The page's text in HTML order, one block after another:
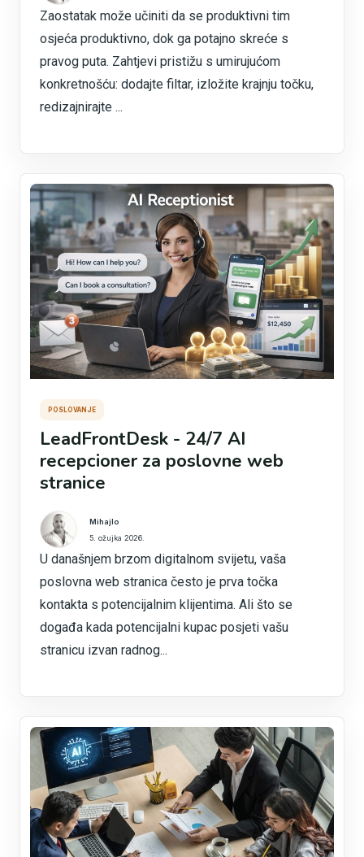
Zaostatak može učiniti da se produktivni tim
osjeća produktivno, dok ga potajno skreće s
pravog puta. Zahtjevi pristižu s umirujućom
konkretnošću: dodajte filtar, izložite krajnju točku,
redizajnirajte ...
POSLOVANJE
LeadFrontDesk - 24/7 AI
recepcioner za poslovne web
stranice
Mihajlo
5. ožujka 2026.
U današnjem brzom digitalnom svijetu, vaša
poslovna web stranica često je prva točka
kontakta s potencijalnim klijentima. Ali što se
događa kada potencijalni kupac posjeti vašu
stranicu izvan radnog...